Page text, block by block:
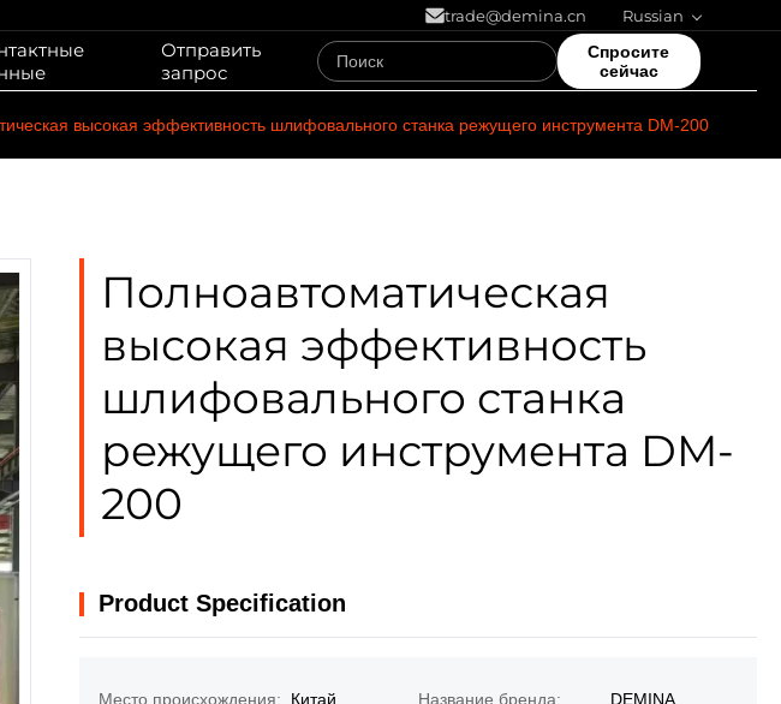
trade@demina.cn Russian
Отправить
запрос
Спросите
сейчас
высокая эффективность шлифовального станка режущего инструмента DM-200
Полноавтоматическая
высокая эффективность
шлифовального станка
режущего инструмента DM-
200
Product Specification
Место происхождения: Китай Название бренда: DEMINA